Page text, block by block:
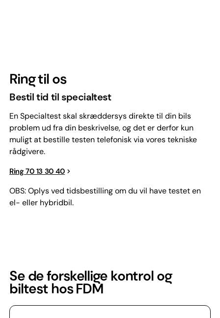
Ring til os
Bestil tid til specialtest
En Specialtest skal skræddersys direkte til din bils
problem ud fra din beskrivelse, og det er derfor kun
muligt at bestille testen telefonisk via vores tekniske
rådgivere.
Ring 70 13 30 40
OBS: Oplys ved tidsbestilling om du vil have testet en
el- eller hybridbil.
Se de forskellige kontrol og
biltest hos FDM